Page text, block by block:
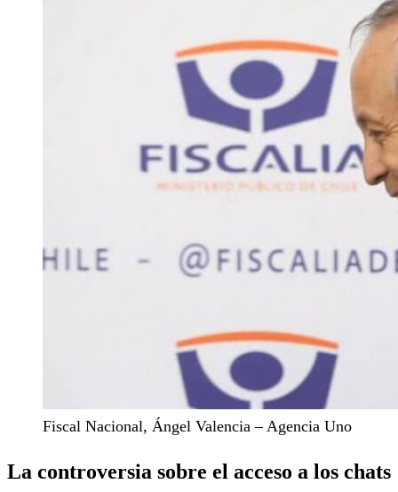
Fiscal Nacional, Ángel Valencia – Agencia Uno
La controversia sobre el acceso a los chats